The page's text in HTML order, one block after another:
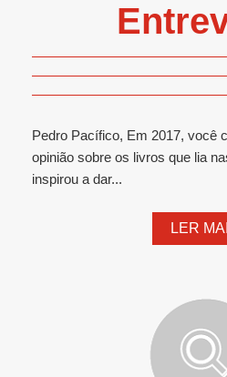
Pedro Pacífico, Em 2017, você
opinião sobre os livros que lia
inspirou a dar...
LER